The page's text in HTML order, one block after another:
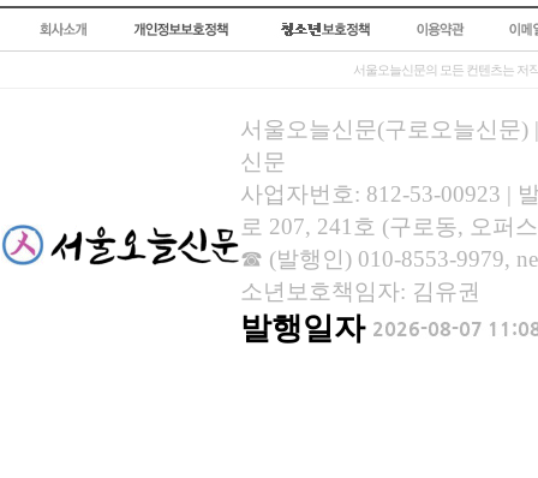
서울오늘신문의 모든 컨텐츠는 저
서울오늘신문(구로오늘신문)
신문
사업자번호: 812-53-00923 |
로 207, 241호 (구로동, 오퍼
☎ (발행인) 010-8553-9979,
소년보호책임자: 김유권
발행일자